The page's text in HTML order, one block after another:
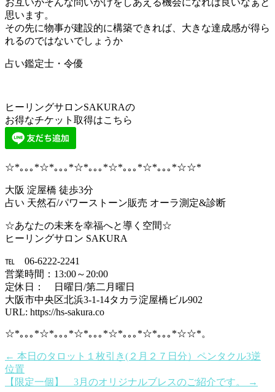
思います。
その先に物事が建設的に構築できれば、大きな達成感が得ら
れるのではないでしょうか
占い鑑定士・令優
ヒーリングサロンSAKURAの
お得なチケット取得はこちら
☆*｡｡｡*☆*｡｡｡*☆*｡｡｡*☆*｡｡｡*☆*｡｡｡*☆☆*
大阪 淀屋橋 徒歩3分
占い 天然石/パワーストーン販売 オーラ測定&診断
☆あなたの未来を幸福へと導く空間☆
ヒーリングサロン SAKURA
℡ 06-6222-2241
営業時間：13:00～20:00
定休日： 日曜日/第二月曜日
大阪市中央区北浜3-1-14タカラ淀屋橋ビル902
URL: https://hs-sakura.co
☆*｡｡｡*☆*｡｡｡*☆*｡｡｡*☆*｡｡｡*☆*｡｡｡*☆☆*。
← 本日のタロット１枚引き(２月２７日分）ペンタクル3逆
位置
【限定一個】 3月のオリジナルブレスのご紹介です。
→